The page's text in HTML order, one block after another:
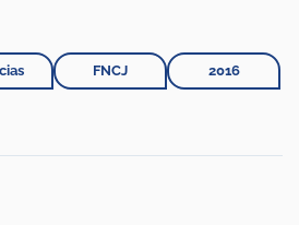
FNCJ 2016